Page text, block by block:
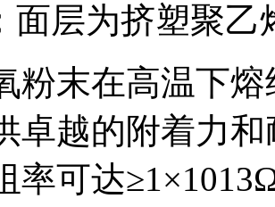
面层为挤塑聚乙
粉末在高温下
卓越的附着力
率可达